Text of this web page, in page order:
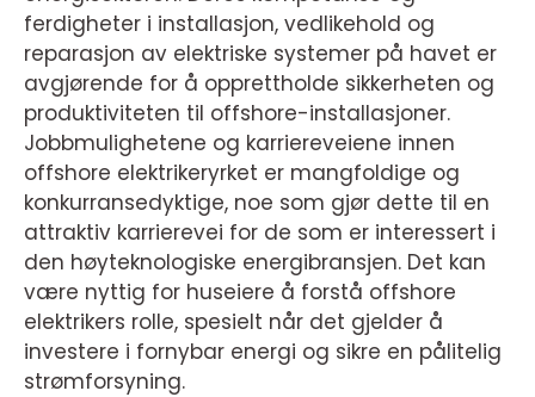
ferdigheter i installasjon, vedlikehold og
reparasjon av elektriske systemer på havet er
avgjørende for å opprettholde sikkerheten og
produktiviteten til offshore-installasjoner.
Jobbmulighetene og karriereveiene innen
offshore elektrikeryrket er mangfoldige og
konkurransedyktige, noe som gjør dette til en
attraktiv karrierevei for de som er interessert i
den høyteknologiske energibransjen. Det kan
være nyttig for huseiere å forstå offshore
elektrikers rolle, spesielt når det gjelder å
investere i fornybar energi og sikre en pålitelig
strømforsyning.